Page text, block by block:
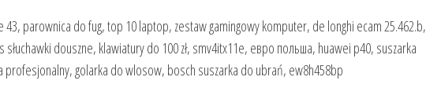
parownica do fug, top 10 laptop, zestaw gamingowy komputer, de longhi ecam 25.462.b,
douszne, klawiatury do 100 zł, smv4itx11e, евро польша, huawei p40, suszarka
golarka do wlosow, bosch suszarka do ubrań, ew8h458bp